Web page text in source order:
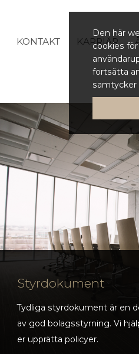
Den här
cookies
fortsätta
samtycker
KONTAKT KARRIÄR
Styrdokument
Tydliga styrdokument är en
av god bolagsstyrning. Vi
er upprätta policyer.